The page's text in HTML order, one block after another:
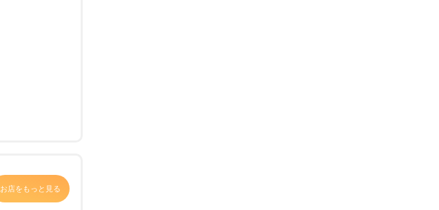
お店をもっと見る